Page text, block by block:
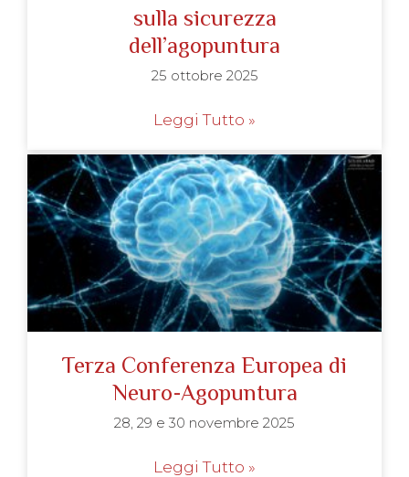
sulla sicurezza
dell’agopuntura
25 ottobre 2025
Leggi Tutto »
Terza Conferenza Europea di
Neuro-Agopuntura
28, 29 e 30 novembre 2025
Leggi Tutto »